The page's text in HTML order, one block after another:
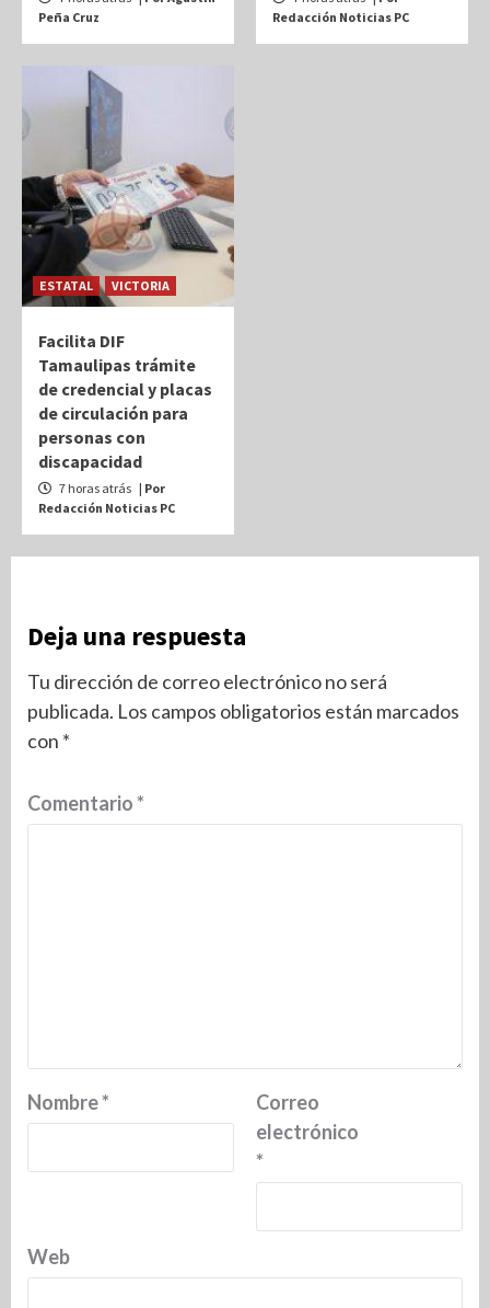
Peña Cruz
Redacción Noticias PC
ESTATAL VICTORIA
Facilita DIF
Tamaulipas trámite
de credencial y placas
de circulación para
personas con
discapacidad
7 horas atrás | Por
Redacción Noticias PC
Deja una respuesta
Tu dirección de correo electrónico no será
publicada. Los campos obligatorios están marcados
con *
Comentario*
Nombre*
Correo
electrónico
*
Web